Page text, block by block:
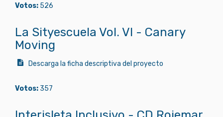
Votos: 526
La Sityescuela Vol. VI - Canary
Moving
Descarga la ficha descriptiva del proyecto
Votos: 357